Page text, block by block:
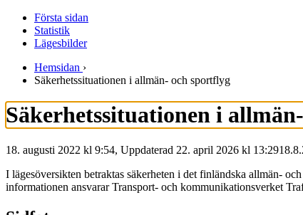
Första sidan
Statistik
Lägesbilder
Hemsidan ›
Säkerhetssituationen i allmän- och sportflyg
Säkerhetssituationen i
18. augusti 2022 kl 9:54, Uppdaterad 22. april 2026 kl 13:29
I lägesöversikten betraktas säkerheten i det finländska allmän-
informationen ansvarar Transport- och kommunikationsverket